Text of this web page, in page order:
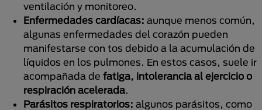
ventilación y monitoreo.
Enfermedades cardíacas: aunque menos común,
algunas enfermedades del corazón pueden
manifestarse con tos debido a la acumulación de
líquidos en los pulmones. En estos casos, suele ir
acompañada de fatiga, intolerancia al ejercicio o
respiración acelerada.
Parásitos respiratorios: algunos parásitos, como